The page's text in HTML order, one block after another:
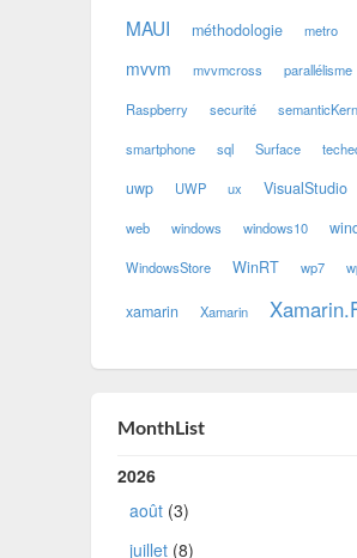
MAUI méthodologie metro
mvvm mvvmcross parallélisme
Raspberry securité
smartphone sql Surface
uwp
UWP ux VisualStudio
web windows windows10
WindowsStore WinRT wp7
xamarin Xamarin
MonthList
2026
août(3)
juillet(8)